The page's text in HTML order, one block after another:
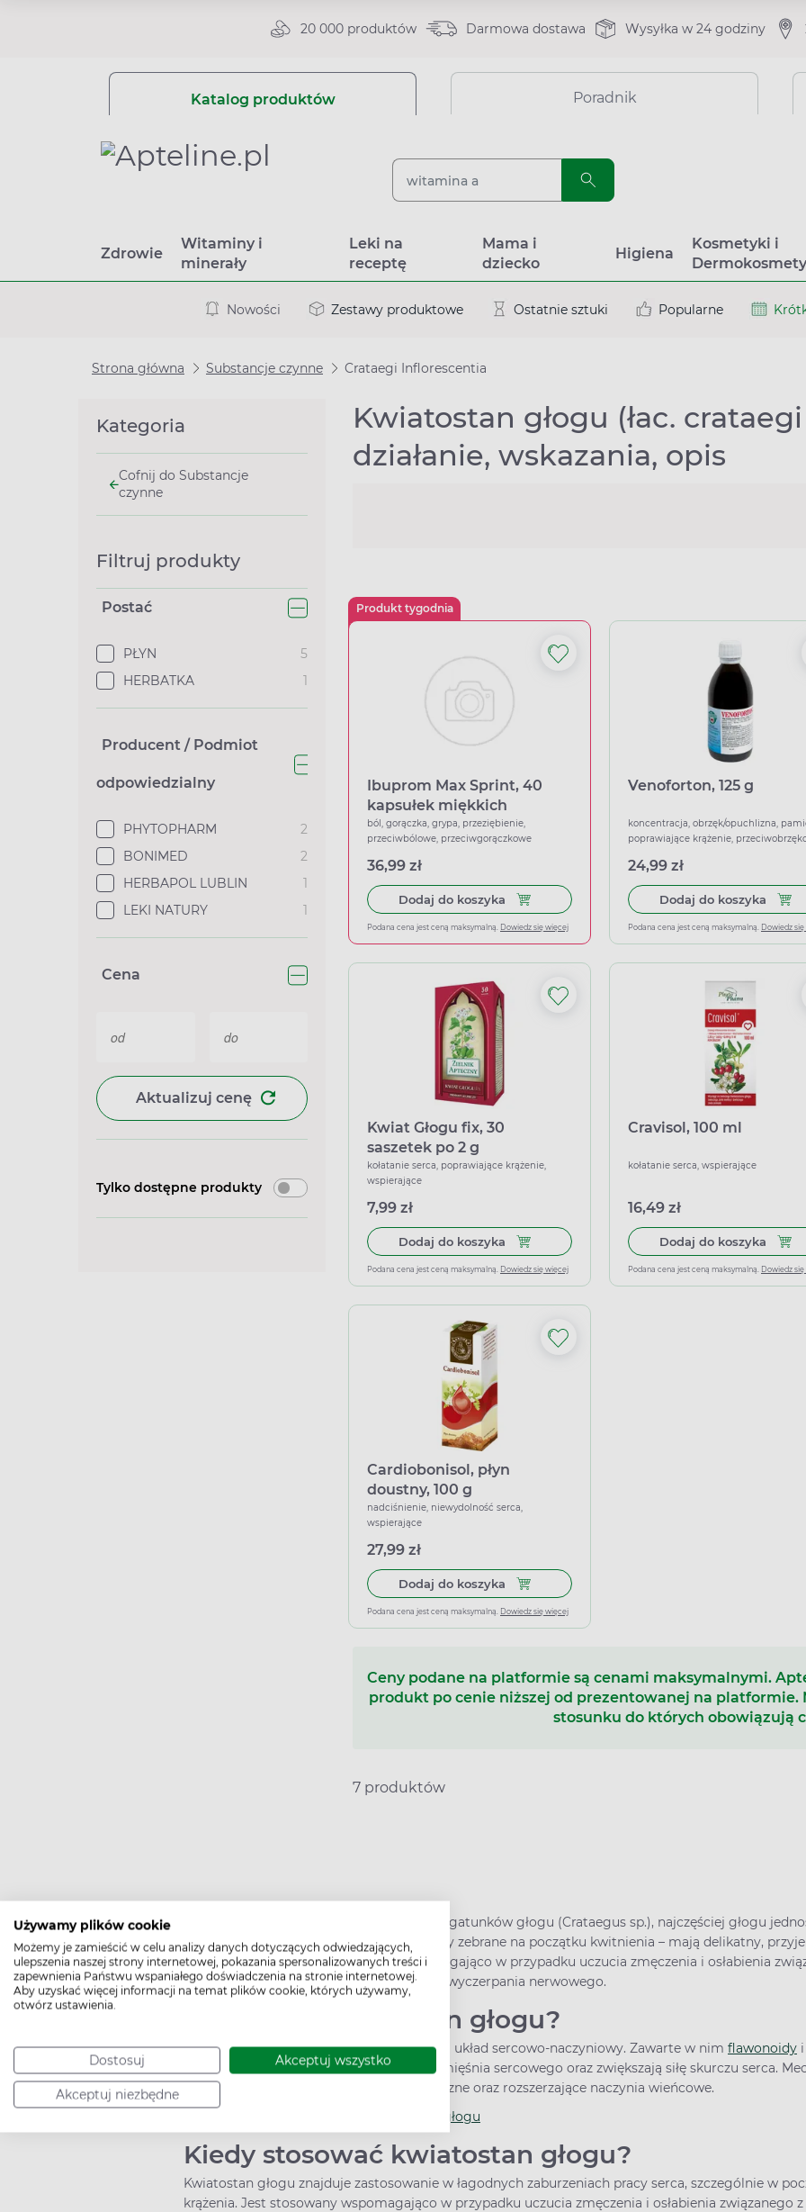
Używamy plików cookie
Możemy je zamieścić w celu analizy danych dotyczących odwiedzających,
ulepszenia naszej strony internetowej, pokazania spersonalizowanych treści i
zapewnienia Państwu wspaniałego doświadczenia na stronie internetowej.
Aby uzyskać więcej informacji na temat plików cookie, których używamy,
otwórz ustawienia.
Dostosuj Akceptuj wszystko
Akceptuj niezbędne
20 000 produktów Darmowa dostawa Wysyłka w 24 godziny
Katalog produktów Poradnik
Zdrowie
Witaminy i
minerały
Leki na
receptę
Mama i
dziecko
Higiena
Kosmetyki i
Nowości Zestawy produktowe Ostatnie sztuki Popularne
Strona główna Substancje czynne Crataegi Inflorescentia
Kategoria
Cofnij do Substancje
czynne
Filtruj produkty
Postać
PŁYN
5
HERBATKA
1
Producent / Podmiot
odpowiedzialny
PHYTOPHARM
2
BONIMED
2
HERBAPOL LUBLIN
1
LEKI NATURY
1
Cena
Aktualizuj cenę
Tylko dostępne produkty
Kwiatostan głogu (łac.
działanie, wskazania, opis
Produkt tygodnia
Ibuprom Max Sprint, 40
kapsułek miękkich
ból, gorączka, grypa, przeziębienie,
przeciwbólowe, przeciwgorączkowe
36,99 zł
Dodaj do koszyka Dodaj do koszyka Ibuprom Max Sprint, 40
Podana cena jest ceną maksymalną. Dowiedz się więcej
Venoforton, 125 g
koncentracja, obrzęk/opuchlizna,
poprawiające krążenie,
24,99 zł
Dodaj do koszyka
Podana cena jest ceną maksymalną. Dowiedz
Kwiat Głogu fix, 30
saszetek po 2 g
kołatanie serca, poprawiające krążenie,
wspierające
7,99 zł
Dodaj do koszyka Dodaj do koszyka Kwiat Głogu fix, 30 saszetek
Podana cena jest ceną maksymalną. Dowiedz się więcej
Cravisol, 100 ml
kołatanie serca, wspierające
16,49 zł
Dodaj do koszyka
Podana cena jest ceną maksymalną. Dowiedz
Cardiobonisol, płyn
doustny, 100 g
nadciśnienie, niewydolność serca,
wspierające
27,99 zł
Dodaj do koszyka Dodaj do koszyka Cardiobonisol, płyn doustny,
Podana cena jest ceną maksymalną. Dowiedz się więcej
Ceny podane na platformie są cenami maksymalnymi.
produkt po cenie niższej od prezentowanej na
stosunku do których obowiązują
7 produktów
Kwiatostan głogu pozyskuje się z różnych gatunków głogu (Crataegus sp.), najczęściej głogu
Surowiec stanowią wysuszone kwiatostany zebrane na początku kwitnienia – mają delikatny,
Kwiatostan głogu jest stosowany wspomagająco w przypadku uczucia zmęczenia i osłabienia
zaburzeniach rytmu serca oraz w stanach wyczerpania nerwowego.
Jak działa kwiatostan głogu?
Kwiatostan głogu działa poprzez wpływ na układ sercowo-naczyniowy. Zawarte w nim flawonoidy
kardioprotekcyjne, poprawiają ukrwienie mięśnia sercowego oraz zwiększają siłę skurczu serca.
również łagodne działanie przeciwarytmiczne oraz rozszerzające naczynia wieńcowe.
Głóg - właściwości kwiatów i owoców głogu
Kiedy stosować kwiatostan głogu?
Kwiatostan głogu znajduje zastosowanie w łagodnych zaburzeniach pracy serca, szczególnie w
krążenia. Jest stosowany wspomagająco w przypadku uczucia zmęczenia i osłabienia związanego